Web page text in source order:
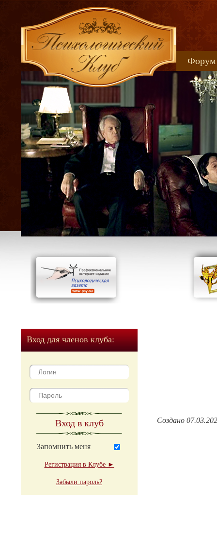
Форум
Вход для членов клуба:
Вход в клуб
Запомнить меня
Регистрация в Клубе ►
Забыли пароль?
Создано